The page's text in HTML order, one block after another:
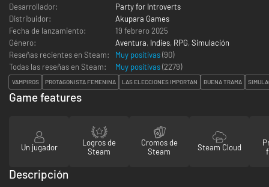
Desarrollador:
Party for Introverts
Distribuidor:
Akupara Games
Fecha de lanzamiento:
19 febrero 2025
Género:
Aventura, Indies, RPG, Simulación
Reseñas recientes en Steam:
Muy positivas(90)
Todas las reseñas en Steam:
Muy positivas(2279)
VAMPIROS PROTAGONISTA FEMENINA LAS ELECCIONES IMPORTAN BUENA TRAMA
Game features
Un jugador
Logros de
Steam
Cromos de
Steam
Steam Cloud
Descripción